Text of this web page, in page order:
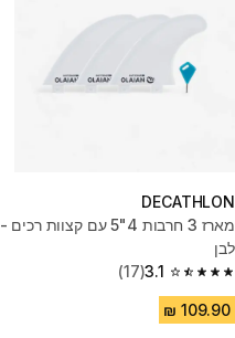
DECATHLON
מארז 3 חרבות 4"5 עם קצוות רכים -
לבן
3.1
3.1 out of 5 stars from 17 reviews
(17)